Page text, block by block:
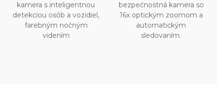
kamera s inteligentnou
detekciou osôb a vozidiel,
farebným nočným
videním
bezpečnostná kamera so
16x optickým zoomom a
automatickým
sledovaním.